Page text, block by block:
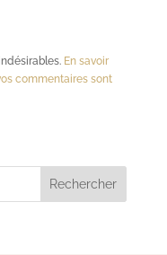
En savoir
commentaires sont